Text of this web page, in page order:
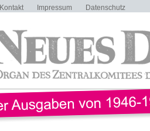
Kontakt Impressum Datenschutz